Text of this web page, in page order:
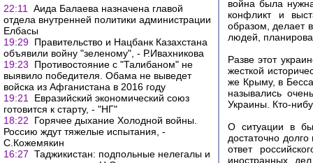
22:11
Аида Балаева назначена главой
отдела внутренней политики администрации
Елбасы
19:29 Правительство и Нацбанк Казахстана
объявили войну "зеленому", - Р.Ивахникова
19:23
Противостояние с "Талибаном" не
выявило победителя. Обама не выведет
войска из Афганистана в 2016 году
19:21
Евразийский экономический союз
готовится к старту, - "НГ"
18:22
Горячее дыхание Холодной войны.
Россию ждут тяжелые испытания, -
С.Кожемякин
16:27 Таджикистан: подпольные нелегалы и
война была
конфликт и
образом, делает
людей,
Разве этот
жесткой
же Крыму, в
назывались
Украины. Кто-
О ситуации в
достаточно
ответ
иностранных